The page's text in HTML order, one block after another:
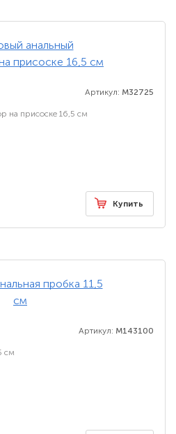
Артикул: M32725
на присоске 16,5 см
Купить
Артикул: M143100
см